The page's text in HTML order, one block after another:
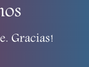
Gracias!